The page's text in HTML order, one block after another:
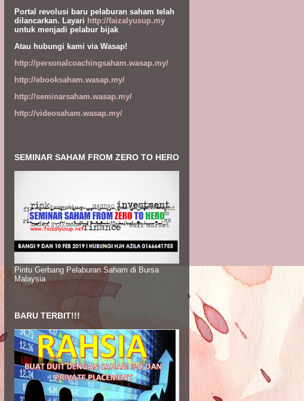
Portal revolusi baru pelaburan saham telah
dilancarkan. Layari http://faizalyusup.my
untuk menjadi pelabur bijak
Atau hubungi kami via Wasap!
http://personalcoachingsaham.wasap.my/
http://ebooksaham.wasap.my/
http://seminarsaham.wasap.my/
http://videosaham.wasap.my/
SEMINAR SAHAM FROM ZERO TO HERO
Pintu Gerbang Pelaburan Saham di Bursa
Malaysia
BARU TERBIT!!!